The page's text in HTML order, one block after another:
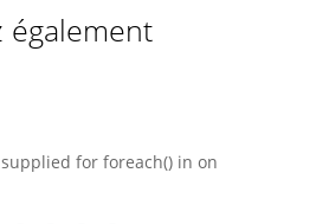
également
for foreach() in on